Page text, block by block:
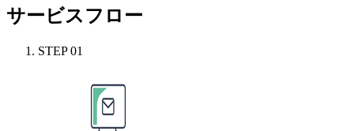
サービスフロー
STEP 01